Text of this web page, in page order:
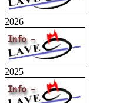
2026
2025